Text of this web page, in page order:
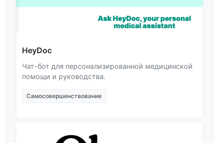
HeyDoc
Чат-бот для персонализированной медицинской
помощи и руководства.
Самосовершенствование